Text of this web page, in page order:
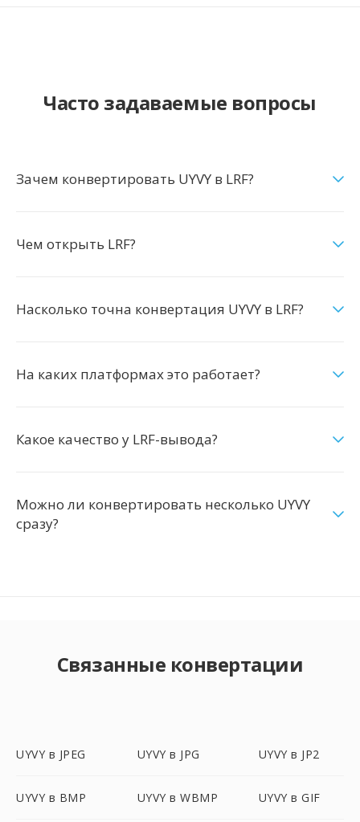
Часто задаваемые вопросы
Зачем конвертировать UYVY в LRF?
Чем открыть LRF?
Насколько точна конвертация UYVY в LRF?
На каких платформах это работает?
Какое качество у LRF-вывода?
Можно ли конвертировать несколько UYVY
сразу?
Связанные конвертации
UYVY в JPEG UYVY в JPG UYVY в JP2
UYVY в BMP UYVY в WBMP UYVY в GIF